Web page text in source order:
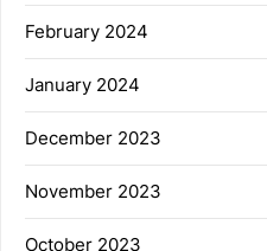
February 2024
January 2024
December 2023
November 2023
October 2023